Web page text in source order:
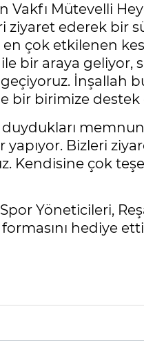
Mütevelli
ederek bir
çok etkilenen
bir araya geliyor,
İnşallah
bir birimize destek
Bizleri
Kendisine çok
Yöneticileri,
hediye